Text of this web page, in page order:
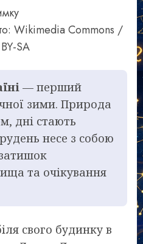
Wikimedia Commons /
SA
— перший
зими. Природа
дні стають
несе з собою
та очікування
свого будинку в